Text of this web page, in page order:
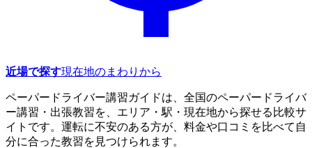
近場で探す現在地のまわりから
ペーパードライバー講習ガイドは、全国のペーパードライバ
ー講習・出張教習を、エリア・駅・現在地から探せる比較サ
イトです。運転に不安のある方が、料金や口コミを比べて自
分に合った教習を見つけられます。